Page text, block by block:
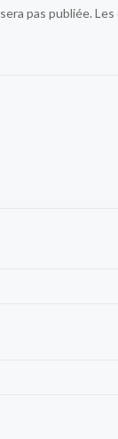
pas publiée. Les